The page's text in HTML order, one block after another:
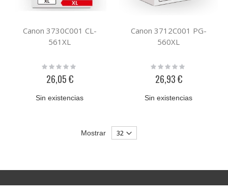
Canon 3730C001 CL-
561XL
Rating:
26,05 €
Sin existencias
Canon 3712C001 PG-
560XL
Rating:
26,93 €
Sin existencias
Mostrar